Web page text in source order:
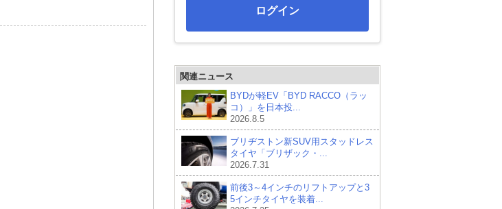
ログイン
関連ニュース
BYDが軽EV「BYD RACCO（ラッ
コ）」を日本投...
2026.8.5
ブリヂストン新SUV用スタッドレス
タイヤ「ブリザック・...
2026.7.31
前後3～4インチのリフトアップと3
5インチタイヤを装着...